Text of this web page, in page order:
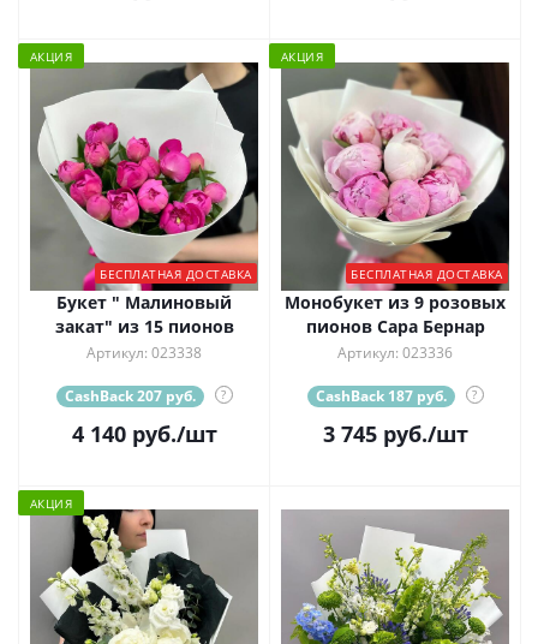
АКЦИЯ
БЕСПЛАТНАЯ ДОСТАВКА
Букет " Малиновый
закат" из 15 пионов
Артикул: 023338
CashBack 207 руб. ?
4 140руб./шт
АКЦИЯ
БЕСПЛАТНАЯ ДОСТАВКА
Монобукет из 9 розовых
пионов Сара Бернар
Артикул: 023336
CashBack 187 руб. ?
3 745руб./шт
АКЦИЯ